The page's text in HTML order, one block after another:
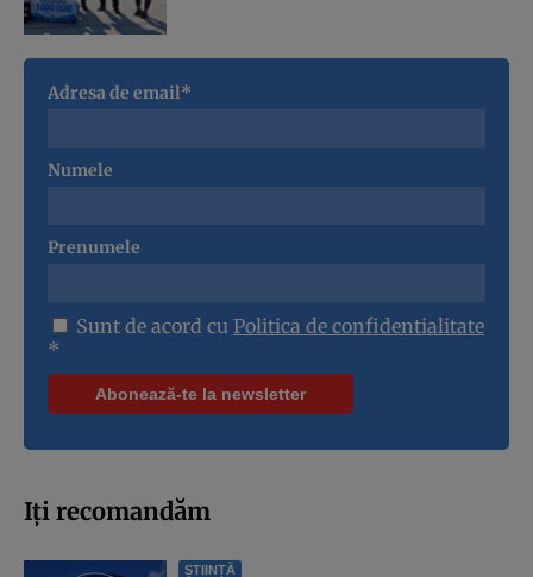
Adresa de email*
Numele
Prenumele
Sunt de acord cu Politica de confidentialitate
*
Iți recomandăm
ȘTIINȚĂ